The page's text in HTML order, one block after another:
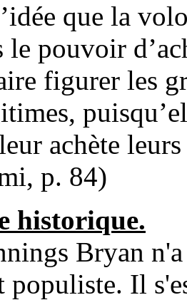
que la
le pouvoir
figurer les
achète
p. 84)
historique.
Bryan
populiste. Il